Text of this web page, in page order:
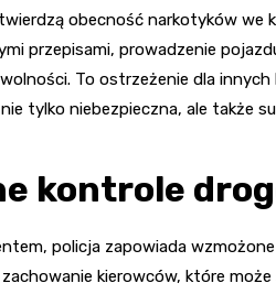
obecność narkotyków we
przepisami, prowadzenie
To ostrzeżenie dla
tylko niebezpieczna, ale także
kontrole
policja zapowiada
kierowców, które